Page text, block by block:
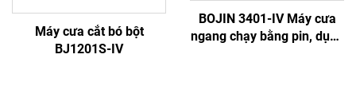
Máy cưa cắt bó bột
BJ1201S-IV
BOJIN 3401-IV Máy cưa
ngang chạy bằng pin, dụng